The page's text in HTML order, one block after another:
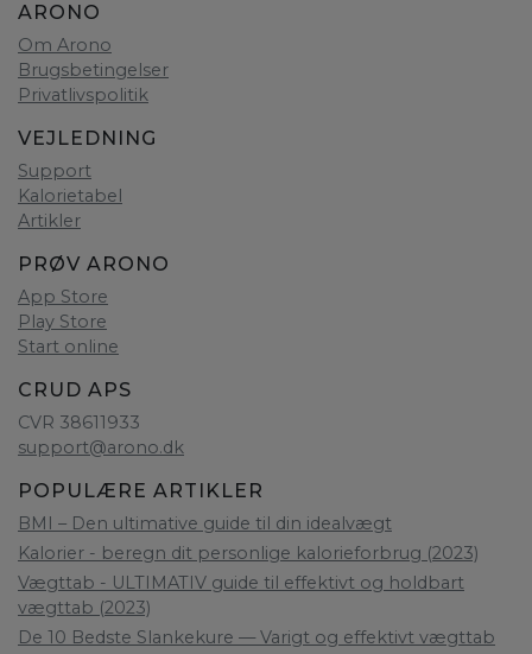
ARONO
Om Arono
Brugsbetingelser
Privatlivspolitik
VEJLEDNING
Support
Kalorietabel
Artikler
PRØV ARONO
App Store
Play Store
Start online
CRUD APS
CVR 38611933
support@arono.dk
POPULÆRE ARTIKLER
BMI – Den ultimative guide til din idealvægt
Kalorier - beregn dit personlige kalorieforbrug (2023)
Vægttab - ULTIMATIV guide til effektivt og holdbart
vægttab (2023)
De 10 Bedste Slankekure — Varigt og effektivt vægttab